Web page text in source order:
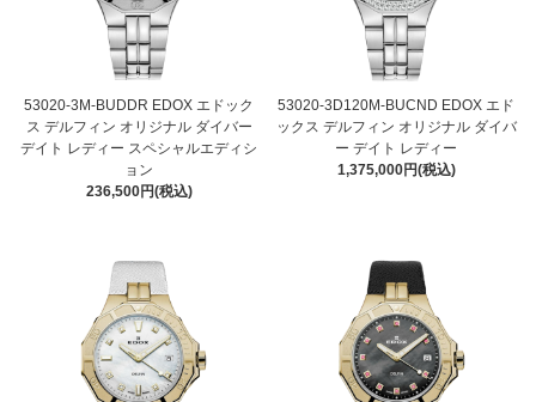
53020-3M-BUDDR EDOX エドック
ス デルフィン オリジナル ダイバー
デイト レディー スペシャルエディシ
ョン
236,500円(税込)
53020-3D120M-BUCND EDOX エド
ックス デルフィン オリジナル ダイバ
ー デイト レディー
1,375,000円(税込)